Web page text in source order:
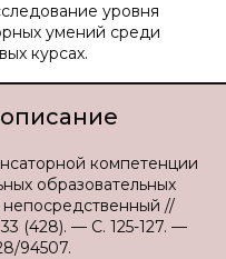
уровня
умений среди
курсах.
компетенции
образовательных
непосредственный //
(428). — С. 125-127. —
94507.